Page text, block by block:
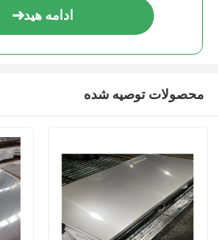
ادامه هید
محصولات توصیه شده